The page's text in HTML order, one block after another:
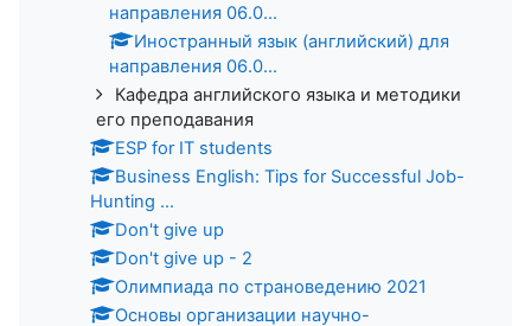
направления 06.0...
Иностранный язык (английский) для
направления 06.0...
Кафедра английского языка и методики
его преподавания
ESP for IT students
Business English: Tips for Successful Job-
Hunting ...
Don't give up
Don't give up - 2
Олимпиада по страноведению 2021
Основы организации научно-